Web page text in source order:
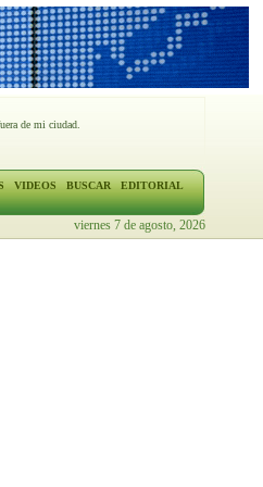
de mi ciudad.
VIDEOS BUSCAR
EDITORIAL
viernes 7 de agosto, 2026